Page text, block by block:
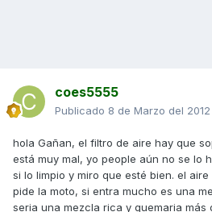
coes5555
Publicado 8 de Marzo del 2012
hola Gañan, el filtro de aire hay que
está muy mal, yo people aún no se lo
si lo limpio y miro que esté bien. el
pide la moto, si entra mucho es una
seria una mezcla rica y quemaria más